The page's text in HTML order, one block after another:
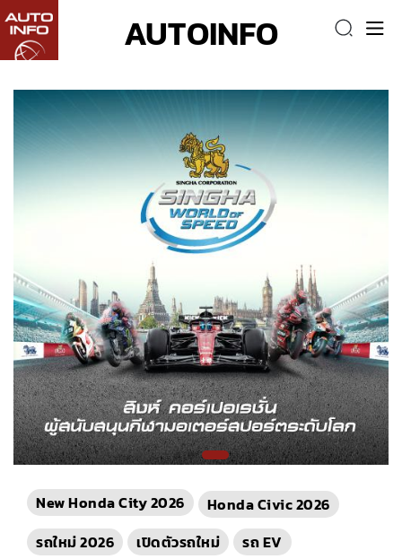
AUTOINFO
New Honda City 2026
Honda Civic 2026
รถใหม่ 2026
เปิดตัวรถใหม่
รถ EV